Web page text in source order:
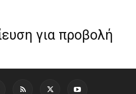
για προβολή